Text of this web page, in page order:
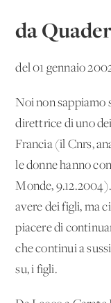
da
del 01 gennaio
Noi non sappiamo
direttrice di uno
Francia (il Cnrs,
le donne hanno
Monde,
avere dei figli, ma
piacere di
che continui a
su, i figli.